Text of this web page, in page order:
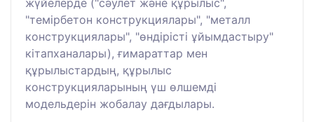
"темірбетон конструкциялары", "металл
конструкциялары", "өндірісті ұйымдастыру"
кітапханалары), ғимараттар мен
құрылыстардың, құрылыс
конструкцияларының үш өлшемді
модельдерін жобалау дағдылары.